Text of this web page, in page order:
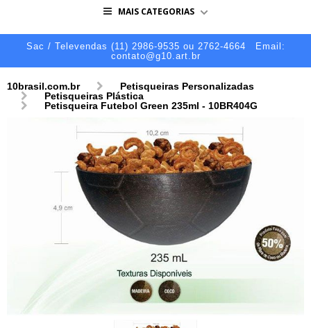
MAIS CATEGORIAS
Sac / Televendas (11) 2986-9535 ou 2762-4664
Email:
contato@g10.art.br
10brasil.com.br
Petisqueiras Personalizadas
Petisqueiras Plástica
Petisqueira Futebol Green 235ml - 10BR404G